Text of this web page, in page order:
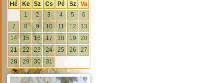
Hé Ke Sz Cs Pé Sz
Va
1
2 3 4 5
6
7
8 9 10 11 12
13
14
15 16 17 18 19
20
21
22 23 24 25 26
27
28
29 30 31